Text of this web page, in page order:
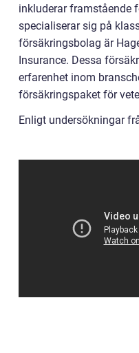
inkluderar framstående
specialiserar sig på
försäkringsbolag är
Insurance. Dessa
erfarenhet inom
försäkringspaket för
Enligt undersökningar